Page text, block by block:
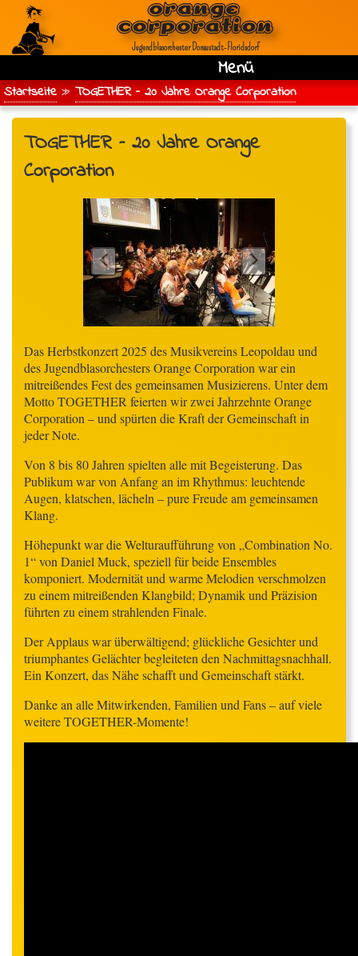
Direkt
zum
Inhalt
Jugendblasorchester Donaustadt‑Floridsdorf
Main
navigation
Menü
Breadcrumb
Startseite TOGETHER – 20 Jahre Orange Corporation
TOGETHER – 20 Jahre Orange
Corporation
Das Herbstkonzert 2025 des Musikvereins Leopoldau und
des Jugendblasorchesters Orange Corporation war ein
mitreißendes Fest des gemeinsamen Musizierens. Unter dem
Motto TOGETHER feierten wir zwei Jahrzehnte Orange
Corporation – und spürten die Kraft der Gemeinschaft in
jeder Note.
Von 8 bis 80 Jahren spielten alle mit Begeisterung. Das
Publikum war von Anfang an im Rhythmus: leuchtende
Augen, klatschen, lächeln – pure Freude am gemeinsamen
Klang.
Höhepunkt war die Welturaufführung von „Combination No.
1“ von Daniel Muck, speziell für beide Ensembles
komponiert. Modernität und warme Melodien verschmolzen
zu einem mitreißenden Klangbild; Dynamik und Präzision
führten zu einem strahlenden Finale.
Der Applaus war überwältigend; glückliche Gesichter und
triumphantes Gelächter begleiteten den Nachmittagsnachhall.
Ein Konzert, das Nähe schafft und Gemeinschaft stärkt.
Danke an alle Mitwirkenden, Familien und Fans – auf viele
weitere TOGETHER-Momente!